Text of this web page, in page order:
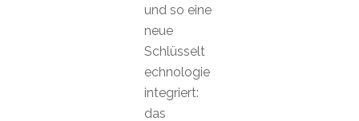
und so eine
neue
Schlüsselt
echnologie
integriert:
das